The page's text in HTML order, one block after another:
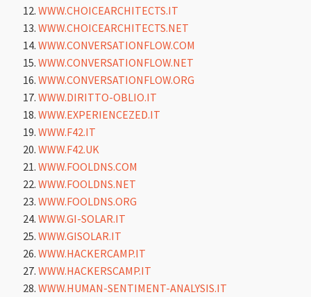
WWW.CHOICEARCHITECTS.IT
WWW.CHOICEARCHITECTS.NET
WWW.CONVERSATIONFLOW.COM
WWW.CONVERSATIONFLOW.NET
WWW.CONVERSATIONFLOW.ORG
WWW.DIRITTO-OBLIO.IT
WWW.EXPERIENCEZED.IT
WWW.F42.IT
WWW.F42.UK
WWW.FOOLDNS.COM
WWW.FOOLDNS.NET
WWW.FOOLDNS.ORG
WWW.GI-SOLAR.IT
WWW.GISOLAR.IT
WWW.HACKERCAMP.IT
WWW.HACKERSCAMP.IT
WWW.HUMAN-SENTIMENT-ANALYSIS.IT